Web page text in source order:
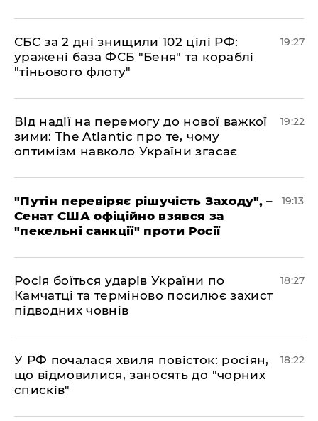
​СБС за 2 дні знищили 102 цілі РФ:
уражені база ФСБ "Беня" та кораблі
"тіньового флоту"
19:27
​Від надії на перемогу до нової важкої
зими: The Atlantic про те, чому
оптимізм навколо України згасає
19:22
​"Путін перевіряє рішучість Заходу", –
Сенат США офіційно взявся за
"пекельні санкції" проти Росії
19:13
​Росія боїться ударів України по
Камчатці та терміново посилює захист
підводних човнів
18:27
​У РФ почалася хвиля повісток: росіян,
що відмовилися, заносять до "чорних
списків"
18:22